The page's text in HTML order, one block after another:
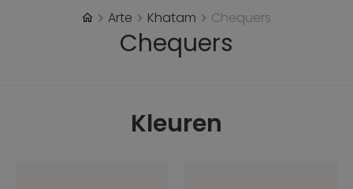
Arte Khatam Chequers
Chequers
Kleuren